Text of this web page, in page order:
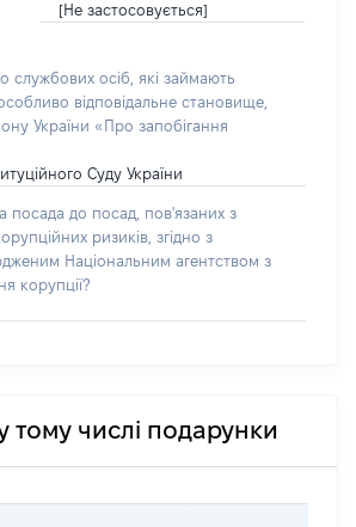
[Не застосовується]
службових осіб, які займають
відповідальне становище,
України «Про запобігання
Суду України
посада до посад, пов'язаних з
ризиків, згідно з
Національним агентством з
корупції?
тому числі подарунки